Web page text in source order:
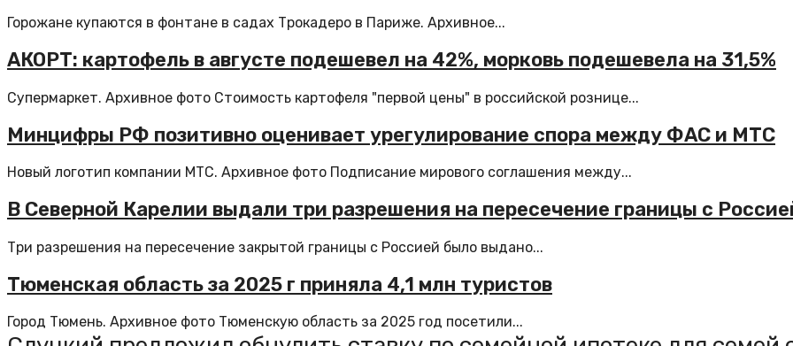
Горожане купаются в фонтане в садах Трокадеро в Париже. Архивное...
АКОРТ: картофель в августе подешевел на 42%, морковь подешевела на 31,5%
Супермаркет. Архивное фото Стоимость картофеля "первой цены" в российской рознице...
Минцифры РФ позитивно оценивает урегулирование спора между ФАС и МТС
Новый логотип компании МТС. Архивное фото Подписание мирового соглашения между...
В Северной Карелии выдали три разрешения на пересечение границы с
Три разрешения на пересечение закрытой границы с Россией было выдано...
Тюменская область за 2025 г приняла 4,1 млн туристов
Город Тюмень. Архивное фото Тюменскую область за 2025 год посетили...